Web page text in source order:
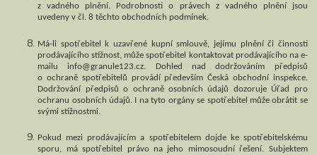
z vadného plnění. Podrobnosti o právech z vadného plnění jsou
uvedeny v čl. 8 těchto obchodních podmínek.
Má-li spotřebitel k uzavřené kupní smlouvě, jejímu plnění či činnosti
prodávajícího stížnost, může spotřebitel kontaktovat prodávajícího na e-
mailu info@granule123.cz. Dohled nad dodržováním předpisů
o ochraně spotřebitelů provádí především Česká obchodní inspekce.
Dodržování předpisů o ochraně osobních údajů dozoruje Úřad pro
ochranu osobních údajů. I na tyto orgány se spotřebitel může obrátit se
svými stížnostmi.
Pokud mezi prodávajícím a spotřebitelem dojde ke spotřebitelskému
sporu, má spotřebitel právo na jeho mimosoudní řešení. Subjektem